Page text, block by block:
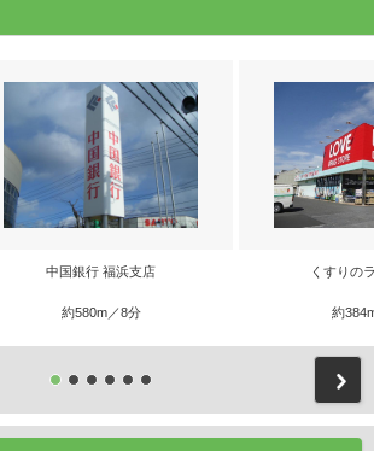
中国銀行 福浜支店
約580m／8分
くすりの
約